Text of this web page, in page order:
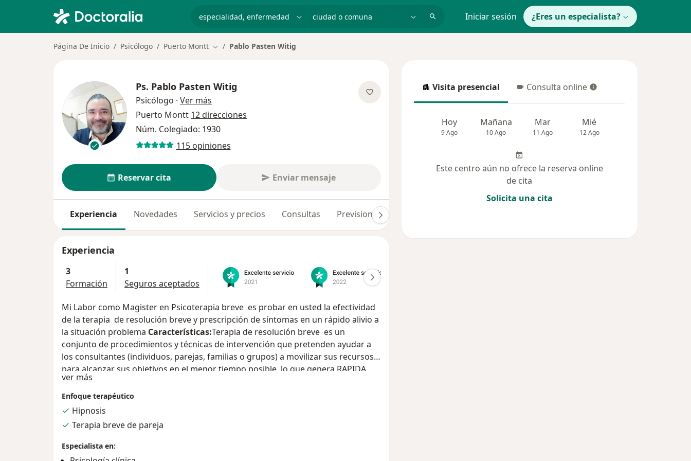
Iniciar sesión ¿Eres un especialista?
Página De Inicio Psicólogo Puerto Montt Cambiar de ciudad
Pablo Pasten Witig
Ps. Pablo Pasten Witig
Psicólogo · Ver más
Puerto Montt 12 direcciones
Núm. Colegiado: 1930
115 opiniones
Reservar cita Enviar mensaje
Experiencia Novedades Servicios y precios Consultas Previsiones
Experiencia
3
Formación
1
Seguros aceptados
Mi Labor como Magister en Psicoterapia breve es probar en usted la efectividad
de la terapia de resolución breve y prescripción de síntomas en un rápido alivio a
la situación problema Características:Terapia de resolución breve es un
conjunto de procedimientos y técnicas de intervención que pretenden ayudar a
los consultantes (individuos, parejas, familias o grupos) a movilizar sus recursos
para alcanzar sus objetivos en el menor tiempo posible, lo que genera RAPIDA
RESOLUCION DE CONFLICTOS
conductuales, reglas)
conductuales familiares y académicos)
del animo)
infidelidades) Gracias a esta terapia centrada en soluciones es posible intervenir
desde la primera sesión teniendo
NORMALIZAR SU ESTADO EMOCIONAL Y SÍNTOMASTenga
ver más
Enfoque terapéutico
Hipnosis
Terapia breve de pareja
Especialista en:
Visita presencial
Visita presencial Consulta online
Consulta online
Hoy
9 Ago
Mañana
10 Ago
Mar
11 Ago
Mié
12 Ago
Este centro aún no ofrece la reserva online
de cita
Solicita una cita